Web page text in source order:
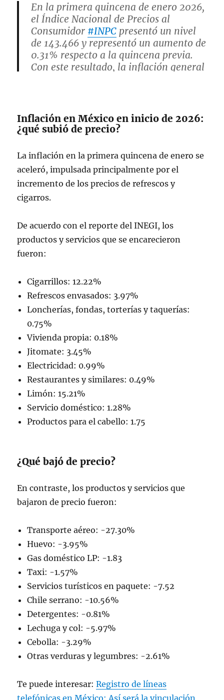
En la primera quincena de enero 2026,
el Índice Nacional de Precios al
Consumidor #INPC presentó un nivel
de 143.466 y representó un aumento de
0.31% respecto a la quincena previa.
Con este resultado, la inflación general
pic.twitter.com/ZaMSSMVkot
(@INEGI_INFORMA)January 22, 2026
Inflación en México en inicio de 2026:
¿qué subió de precio?
La inflación en la primera quincena de enero se
aceleró, impulsada principalmente por el
incremento de los precios de refrescos y
cigarros.
De acuerdo con el reporte del INEGI, los
productos y servicios que se encarecieron
fueron:
Cigarrillos: 12.22%
Refrescos envasados: 3.97%
Loncherías, fondas, torterías y taquerías:
0.75%
Vivienda propia: 0.18%
Jitomate: 3.45%
Electricidad: 0.99%
Restaurantes y similares: 0.49%
Limón: 15.21%
Servicio doméstico: 1.28%
Productos para el cabello: 1.75
¿Qué bajó de precio?
En contraste, los productos y servicios que
bajaron de precio fueron:
Transporte aéreo: -27.30%
Huevo: -3.95%
Gas doméstico LP: -1.83
Taxi: -1.57%
Servicios turísticos en paquete: -7.52
Chile serrano: -10.56%
Detergentes: -0.81%
Lechuga y col: -5.97%
Cebolla: -3.29%
Otras verduras y legumbres: -2.61%
Te puede interesar:Registro de líneas
telefónicas en México: Así será la vinculación